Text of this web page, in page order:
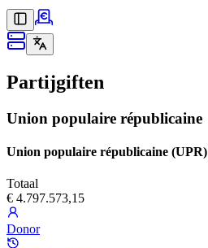
Partijgiften
Union populaire républicaine
Union populaire républicaine (UPR)
Totaal
€ 4.797.573,15
Donor